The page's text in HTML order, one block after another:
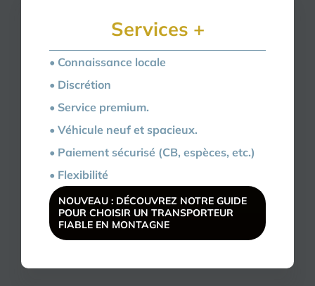
Services +
• Connaissance locale
• Discrétion
• Service premium.
• Véhicule neuf et spacieux.
• Paiement sécurisé (CB, espèces, etc.)
• Flexibilité
NOUVEAU : DÉCOUVREZ NOTRE GUIDE
POUR CHOISIR UN TRANSPORTEUR
FIABLE EN MONTAGNE